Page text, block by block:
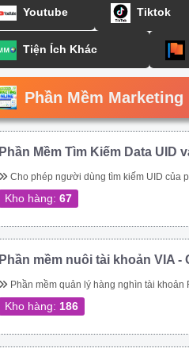
Youtube Tiktok
Tiện Ích Khác
Phần Mềm Marketing
Phần Mềm Tìm Kiếm Data UID
Cho phép người dùng tìm kiếm UID của page, nhóm, Profile theo link. Quét các UID người dùng tham gia một nhóm Quét ID bài viết của một nhóm Cho phép quét UID tương tác của một bài viết bất kỳ trong group Thực hiện tìm kiếm nhóm,
Kho hàng: 67
Phần mềm nuôi tài khoản VIA
Phần mềm quản lý hàng nghìn tài khoản Facebook Tự động thay đổi thông tin tài khoản Tự
Kho hàng: 186